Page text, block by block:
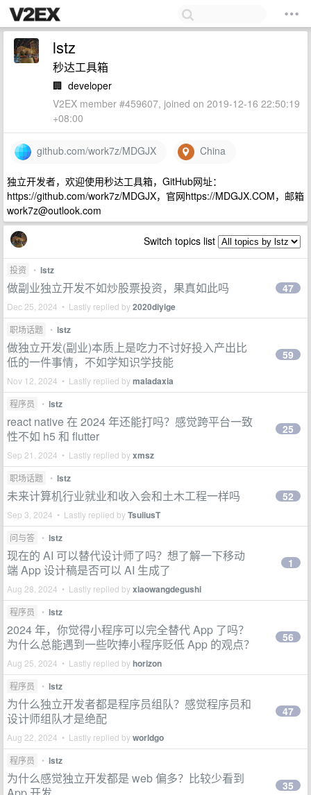
lstz
秒达工具箱
🏢 developer
V2EX member #459607, joined on 2019-12-16 22:50:19
+08:00
github.com/work7z/MDGJX China
独立开发者，欢迎使用秒达工具箱，GitHub网址：
https://github.com/work7z/MDGJX，官网https://MDGJX.COM，邮箱
work7z@outlook.com
Switch topics list
投资 • lstz
做副业独立开发不如炒股票投资，果真如此吗
Dec 25, 2024 • Lastly replied by2020diyige
47
职场话题 • lstz
做独立开发(副业)本质上是吃力不讨好投入产出比
低的一件事情，不如学知识学技能
Nov 12, 2024 • Lastly replied bymaladaxia
59
程序员 • lstz
react native 在 2024 年还能打吗？感觉跨平台一致
性不如 h5 和 flutter
Sep 21, 2024 • Lastly replied byxmsz
25
职场话题 • lstz
未来计算机行业就业和收入会和土木工程一样吗
Sep 3, 2024 • Lastly replied byTsuiiusT
52
问与答 • lstz
现在的 AI 可以替代设计师了吗？想了解一下移动
端 App 设计稿是否可以 AI 生成了
Aug 28, 2024 • Lastly replied byxiaowangdegushi
1
程序员 • lstz
2024 年，你觉得小程序可以完全替代 App 了吗？
为什么总能遇到一些吹捧小程序贬低 App 的观点？
Aug 25, 2024 • Lastly replied byhorizon
56
程序员 • lstz
为什么独立开发者都是程序员组队？感觉程序员和
设计师组队才是绝配
Aug 22, 2024 • Lastly replied byworldgo
47
程序员 • lstz
为什么感觉独立开发都是 web 偏多？比较少看到
35